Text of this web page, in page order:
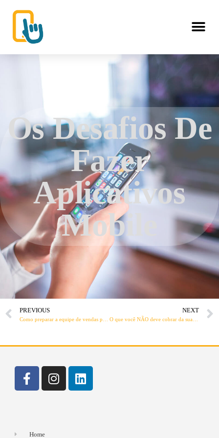
Os Desafios De
Fazer
Aplicativos
Mobile
PREVIOUS NEXT
O que você NÃO deve cobrar da sua Equipe de Vendas
Home